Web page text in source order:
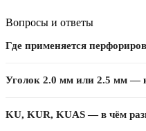
Вопросы и ответы
Где применяется
соединений в деревянных
любым углом кольцевыми
Уголок 2.0 мм или 2.5 мм —
перекрытий). 2.0 мм — для
KU, KUR, KUAS — в чём